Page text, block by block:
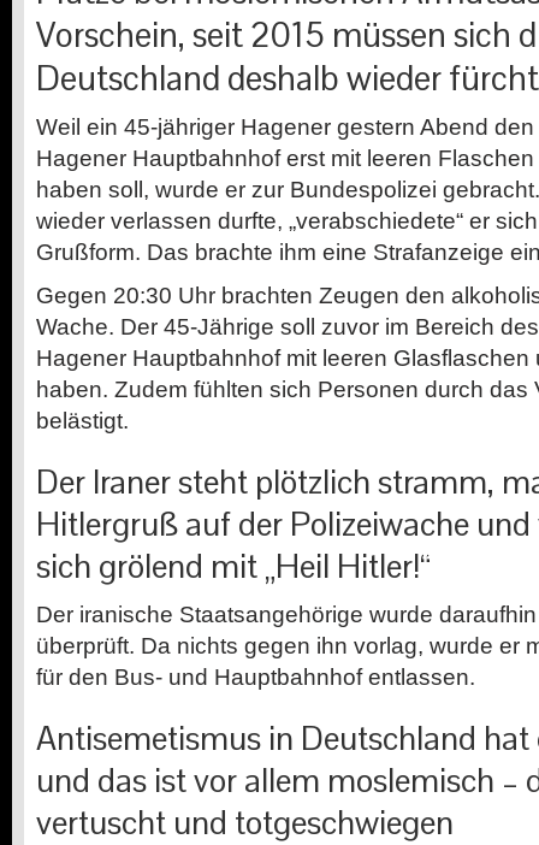
Vorschein, seit 2015 müssen sich
Deutschland deshalb wieder
Weil ein 45-jähriger Hagener gestern Abend
Hagener Hauptbahnhof erst mit leeren
haben soll, wurde er zur Bundespolizei
wieder verlassen durfte, „verabschiedete“ er
Grußform. Das brachte ihm eine Strafanzeige
Gegen 20:30 Uhr brachten Zeugen den
Wache. Der 45-Jährige soll zuvor im Bereich
Hagener Hauptbahnhof mit leeren Glasflaschen
haben. Zudem fühlten sich Personen durch das
belästigt.
Der Iraner steht plötzlich stramm,
Hitlergruß auf der Polizeiwache
sich grölend mit „Heil Hitler!“
Der iranische Staatsangehörige wurde
überprüft. Da nichts gegen ihn vorlag, wurde er
für den Bus- und Hauptbahnhof entlassen.
Antisemetismus in Deutschland hat
und das ist vor allem moslemisch –
vertuscht und totgeschwiegen